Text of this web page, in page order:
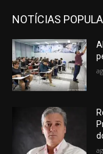
NOTÍCIAS